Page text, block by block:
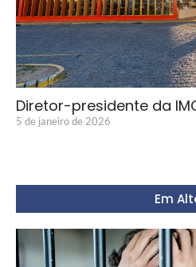
Diretor-presidente da
5 de janeiro de 2026
Em